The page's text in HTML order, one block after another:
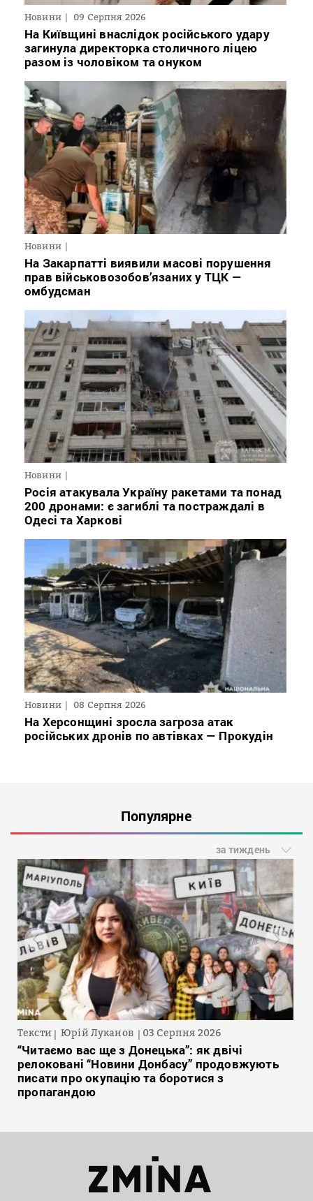
Новини 09 Серпня 2026
На Київщині внаслідок російського удару
загинула директорка столичного ліцею
разом із чоловіком та онуком
Новини
На Закарпатті виявили масові порушення
прав військовозобов’язаних у ТЦК —
омбудсман
Новини
Росія атакувала Україну ракетами та понад
200 дронами: є загиблі та постраждалі в
Одесі та Харкові
Новини 08 Серпня 2026
На Херсонщині зросла загроза атак
російських дронів по автівках — Прокудін
Популярне
за тиждень
Тексти Юрій Луканов 03 Серпня 2026
“Читаємо вас ще з Донецька”: як двічі
релоковані “Новини Донбасу” продовжують
писати про окупацію та боротися з
пропагандою